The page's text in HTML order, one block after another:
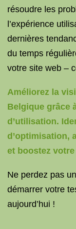
résoudre les
l’expérience
dernières
du temps
votre site web –
Améliorez la
Belgique grâce
d’utilisation.
d’optimisation,
et boostez
Ne perdez pas
démarrer votre
aujourd’hui !